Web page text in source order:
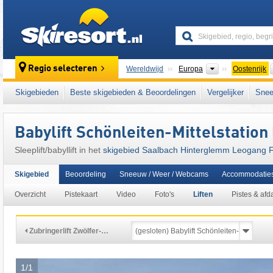
Regio selecteren Wereldwijd Europa Continenten
Oostenrijk
Wereldwijd Europa Continenten
Oostenrijk
Dit skigebied ligt ook in: Leoganger Tal,
Epic Pass, Tiroler Alpen, centrale deel van
oostelijk deel van de Alpen, Alpen, West-
Skigebieden Beste skigebieden & Beoordelingen Vergelijker
Babylift Schönleiten-Mittelstation
Sleeplift/babyllift in het skigebied Saalbach Hinterglemm Leogang
Skigebied
Overzicht Pistekaart Video Foto's Liften Pistes &
Beoordeling Sneeuw / Weer / Webcams
Zubringerlift Zwölfer-…
1/1